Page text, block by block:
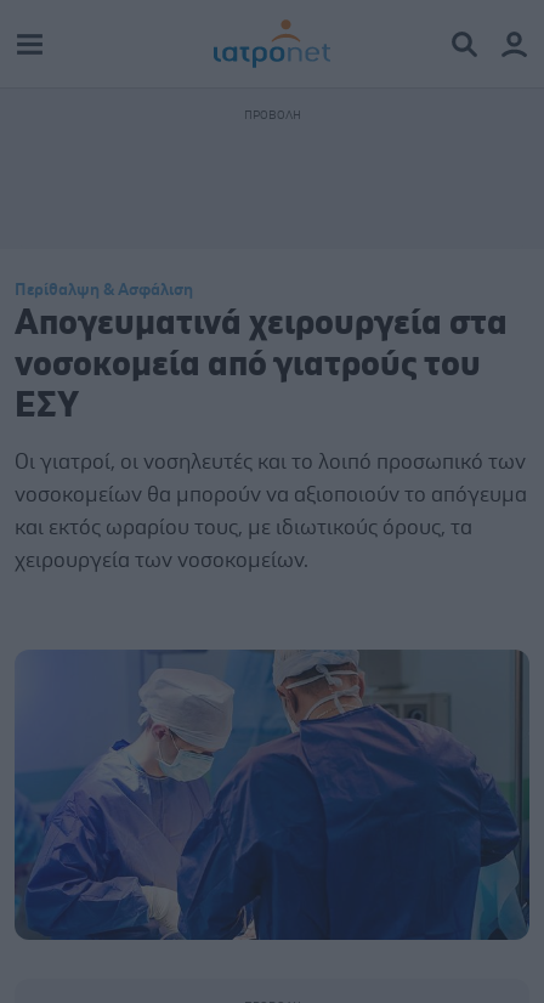
Περίθαλψη & Ασφάλιση
Απογευματινά χειρουργεία στα
νοσοκομεία από γιατρούς του
ΕΣΥ
Οι γιατροί, οι νοσηλευτές και το λοιπό προσωπικό των
νοσοκομείων θα μπορούν να αξιοποιούν το απόγευμα
και εκτός ωραρίου τους, με ιδιωτικούς όρους, τα
χειρουργεία των νοσοκομείων.